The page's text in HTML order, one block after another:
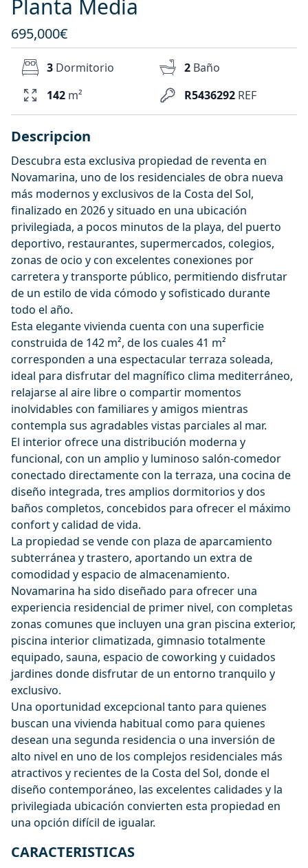
Planta Media
695,000€
R5436292 REF
3 Dormitorio 2 Baño
142 m²
Descripcion
Descubra esta exclusiva propiedad de reventa en
Novamarina, uno de los residenciales de obra nueva
más modernos y exclusivos de la Costa del Sol,
finalizado en 2026 y situado en una ubicación
privilegiada, a pocos minutos de la playa, del puerto
deportivo, restaurantes, supermercados, colegios,
zonas de ocio y con excelentes conexiones por
carretera y transporte público, permitiendo disfrutar
de un estilo de vida cómodo y sofisticado durante
todo el año.
Esta elegante vivienda cuenta con una superficie
construida de 142 m², de los cuales 41 m²
corresponden a una espectacular terraza soleada,
ideal para disfrutar del magnífico clima mediterráneo,
relajarse al aire libre o compartir momentos
inolvidables con familiares y amigos mientras
contempla sus agradables vistas parciales al mar.
El interior ofrece una distribución moderna y
funcional, con un amplio y luminoso salón-comedor
conectado directamente con la terraza, una cocina de
diseño integrada, tres amplios dormitorios y dos
baños completos, concebidos para ofrecer el máximo
confort y calidad de vida.
La propiedad se vende con plaza de aparcamiento
subterránea y trastero, aportando un extra de
comodidad y espacio de almacenamiento.
Novamarina ha sido diseñado para ofrecer una
experiencia residencial de primer nivel, con completas
zonas comunes que incluyen una gran piscina exterior,
piscina interior climatizada, gimnasio totalmente
equipado, sauna, espacio de coworking y cuidados
jardines donde disfrutar de un entorno tranquilo y
exclusivo.
Una oportunidad excepcional tanto para quienes
buscan una vivienda habitual como para quienes
desean una segunda residencia o una inversión de
alto nivel en uno de los complejos residenciales ‌más
‌atractivos ‌y ‌recientes ‌de la Costa del Sol, ‌donde ‌el
‌diseño contemporáneo, las ‌excelentes ‌calidades ‌y ‌la
privilegiada ‌ubicación ‌convierten esta ‌propiedad ‌en
‌una ‌opción ‌difícil ‌de ‌igualar.
CARACTERISTICAS